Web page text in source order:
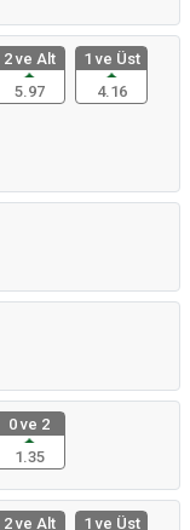
2 ve Alt
5.97
1 ve Üst
4.16
0 ve 2
1.35
2 ve Alt
1 ve Üst